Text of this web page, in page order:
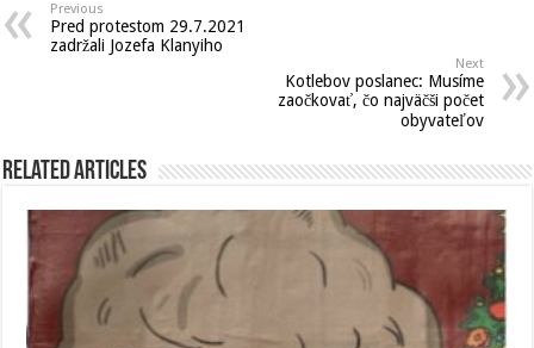
Previous
Pred protestom 29.7.2021
zadržali Jozefa Klanyiho
Next
Kotlebov poslanec: Musíme
zaočkovať, čo najväčši počet
obyvateľov
Related Articles